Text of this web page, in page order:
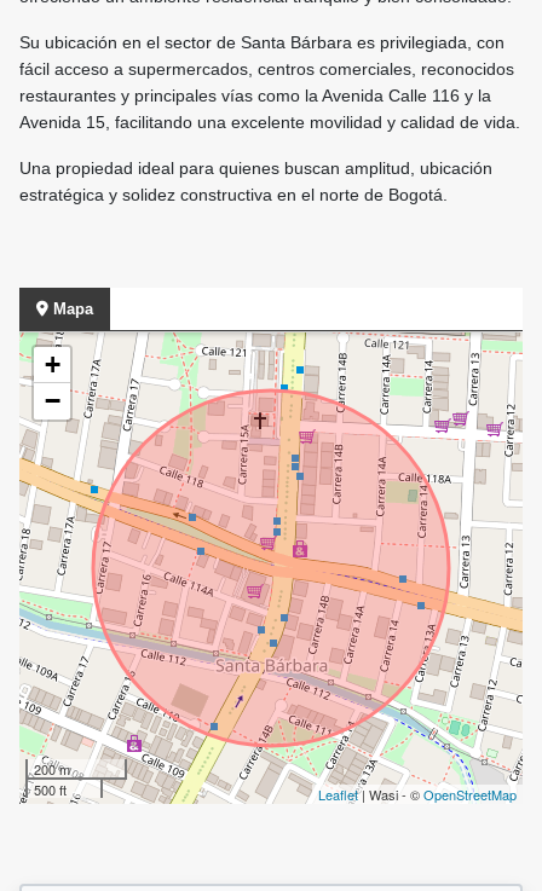
Su ubicación en el sector de Santa Bárbara es privilegiada, con
fácil acceso a supermercados, centros comerciales, reconocidos
restaurantes y principales vías como la Avenida Calle 116 y la
Avenida 15, facilitando una excelente movilidad y calidad de vida.
Una propiedad ideal para quienes buscan amplitud, ubicación
estratégica y solidez constructiva en el norte de Bogotá.
Mapa
+
−
200 m
500 ft
Leaflet| Wasi - ©OpenStreetMap